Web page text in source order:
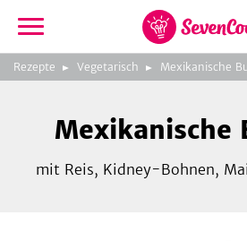
zur
Startseite
Rezepte Vegetarisch Mexikanische
Bild
3
zeigen
Mexikanische
mit Reis, Kidney-Bohnen,